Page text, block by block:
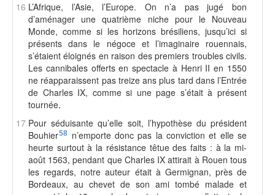
16 L’Afrique, l’Asie, l’Europe. On n’a pas jugé bon
d’aménager une quatrième niche pour le Nouveau
Monde, comme si les horizons brésiliens, jusqu’ici si
présents dans le négoce et l’imaginaire rouennais,
s’étaient éloignés en raison des premiers troubles civils.
Les cannibales offerts en spectacle à Henri II en 1550
ne réapparaissent pas treize ans plus tard dans l’Entrée
de Charles IX, comme si une page s’était à présent
tournée.
17 Pour séduisante qu’elle soit, l’hypothèse du président
Bouhier58
n’emporte donc pas la conviction et elle se
heurte surtout à la résistance têtue des faits : à la mi-
août 1563, pendant que Charles IX attirait à Rouen tous
les regards, notre auteur était à Germignan, près de
Bordeaux, au chevet de son ami tombé malade et